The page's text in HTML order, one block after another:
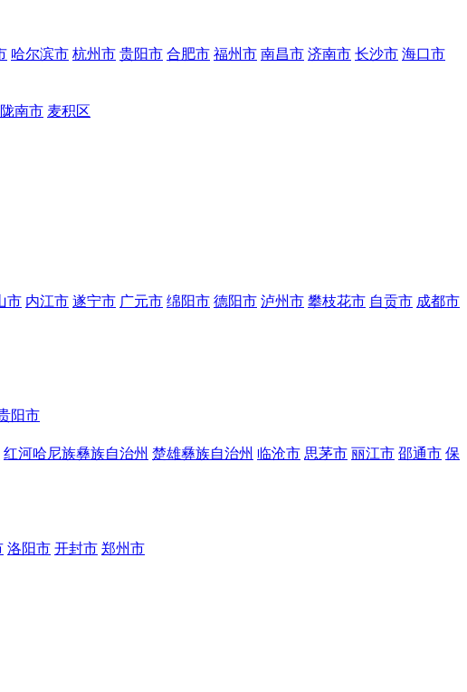
哈尔滨市 杭州市 贵阳市 合肥市 福州市 南昌市 济南市 长沙市 海口市
陇南市 麦积区
市 内江市 遂宁市 广元市 绵阳市 德阳市 泸州市 攀枝花市 自贡市 成都市
阳市
红河哈尼族彝族自治州 楚雄彝族自治州 临沧市 思茅市 丽江市 邵通市 保
洛阳市 开封市 郑州市